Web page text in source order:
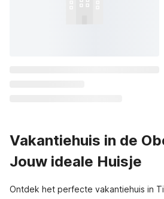
Vakantiehuis in de
Jouw ideale Huisje
Ontdek het perfecte vakantiehuis in